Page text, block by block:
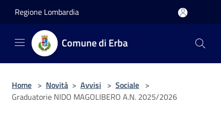
Regione Lombardia
Comune di Erba
Home > Novità > Avvisi > Sociale >
Graduatorie NIDO MAGOLIBERO A.N. 2025/2026